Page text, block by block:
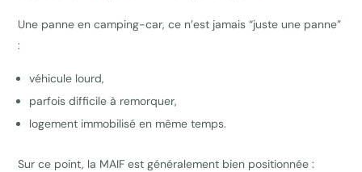
Une panne en camping-car, ce n’est jamais “juste une panne”
:
véhicule lourd,
parfois difficile à remorquer,
logement immobilisé en même temps.
Sur ce point, la MAIF est généralement bien positionnée :